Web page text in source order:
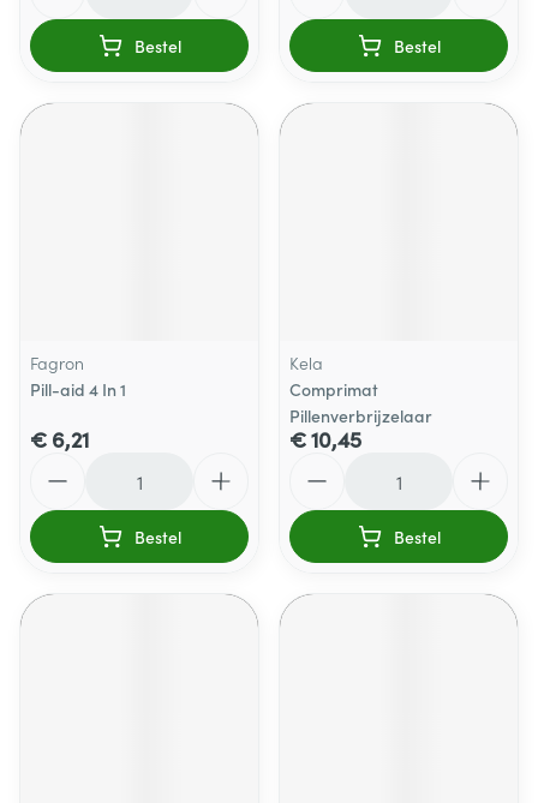
Bestel Bestel
Fagron
Pill-aid 4 In 1
€ 6,21
Bestel
Kela
Comprimat
Pillenverbrijzelaar
€ 10,45
Bestel